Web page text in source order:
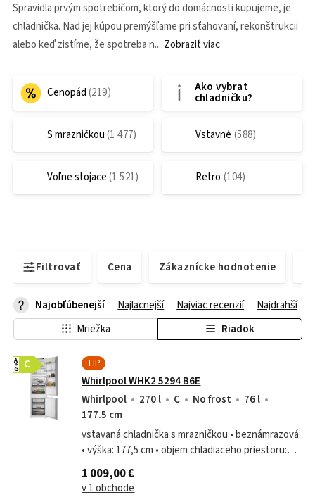
Spravidla prvým spotrebičom, ktorý do domácnosti kupujeme, je
chladnička. Nad jej kúpou premýšľame pri sťahovaní, rekonštrukcii
alebo keď zistíme, že spotreba n
Zobraziť viac
Cenopád Ako vybrať
chladničku?
S mrazničkou Vstavné
Voľne stojace Retro
Filtrovať Cena Zákaznícke hodnotenie
Mriežka Riadok
Najobľúbenejší Najlacnejší Najviac recenzií Najdrahší
TIP
Whirlpool WHK2 5294 B6E
C
A
G
Whirlpool 270 l C No frost
76 l
177.5 cm
vstavaná chladnička s mrazničkou • beznámrazová
• výška: 177,5 cm • objem chladiaceho priestoru:
194 l • objem mraziaceho priestoru: 76 l •
energetická trieda C • technológia...
1 009,00 €
v 1 obchode